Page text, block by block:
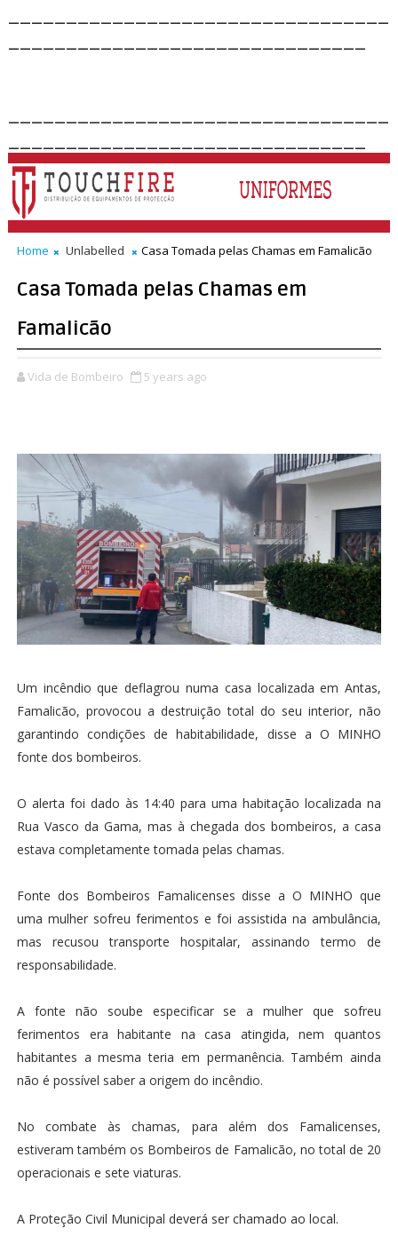
Home Unlabelled Casa Tomada pelas Chamas em Famalicão
Casa Tomada pelas Chamas em
Famalicão
Vida de Bombeiro 5 years ago
Um incêndio que deflagrou numa casa localizada em Antas,
Famalicão, provocou a destruição total do seu interior, não
garantindo condições de habitabilidade, disse a O MINHO
fonte dos bombeiros.
O alerta foi dado às 14:40 para uma habitação localizada na
Rua Vasco da Gama, mas à chegada dos bombeiros, a casa
estava completamente tomada pelas chamas.
Fonte dos Bombeiros Famalicenses disse a O MINHO que
uma mulher sofreu ferimentos e foi assistida na ambulância,
mas recusou transporte hospitalar, assinando termo de
responsabilidade.
A fonte não soube especificar se a mulher que sofreu
ferimentos era habitante na casa atingida, nem quantos
habitantes a mesma teria em permanência. Também ainda
não é possível saber a origem do incêndio.
No combate às chamas, para além dos Famalicenses,
estiveram também os Bombeiros de Famalicão, no total de 20
operacionais e sete viaturas.
A Proteção Civil Municipal deverá ser chamado ao local.